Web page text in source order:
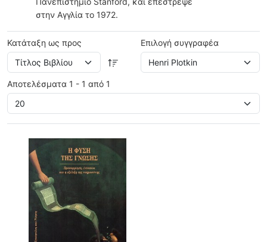
στην Αγγλία το 1972.
Κατάταξη ως προς Επιλογή συγγραφέα
Αποτελέσματα 1 - 1 από 1